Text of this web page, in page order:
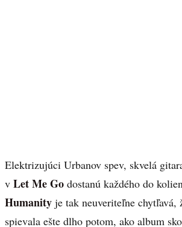
Elektrizujúci Urbanov spev, skvelá
v Let Me Go dostanú každého do
Humanity je tak neuveriteľne chytľavá,
spievala ešte dlho potom, ako album